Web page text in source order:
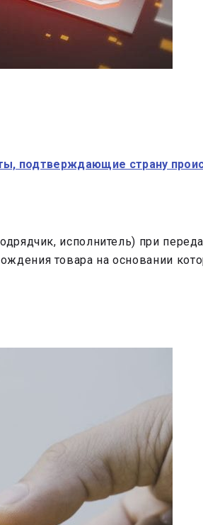
подтверждающие страну
исполнитель) при
товара на основании